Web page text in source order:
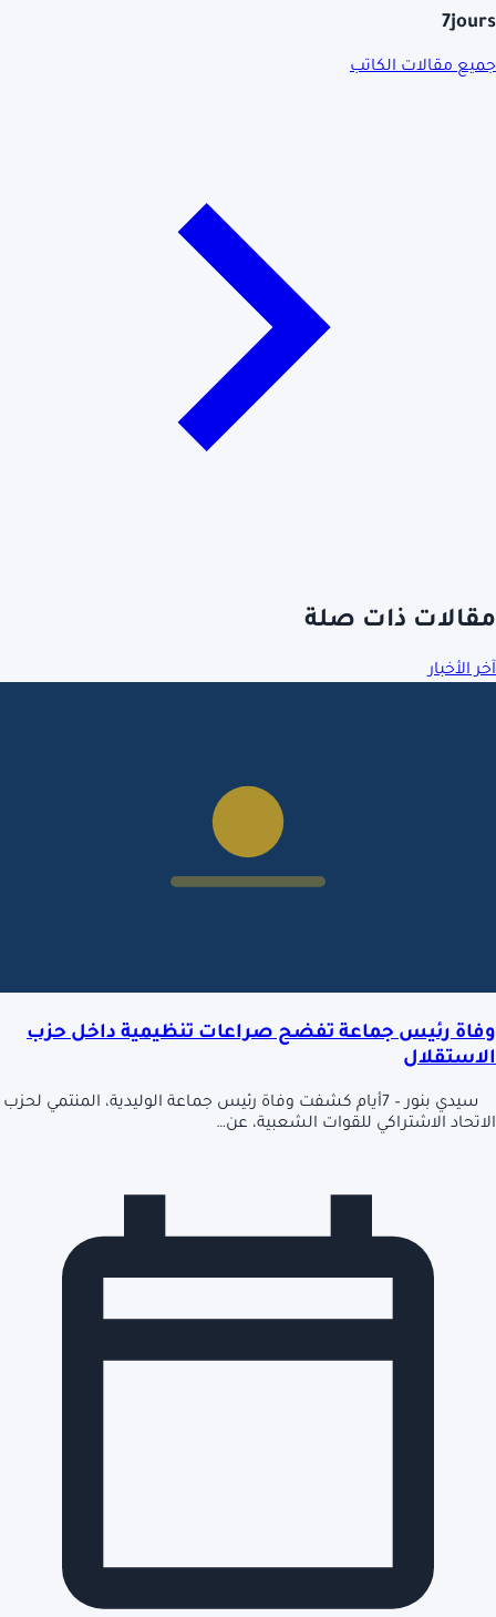
7jours
جميع مقالات الكاتب
مقالات ذات صلة
آخر الأخبار
وفاة رئيس جماعة تفضح صراعات تنظيمية داخل حزب
الاستقلال
سيدي بنور – 7أيام كشفت وفاة رئيس جماعة الوليدية، المنتمي لحزب
الاتحاد الاشتراكي للقوات الشعبية، عن…